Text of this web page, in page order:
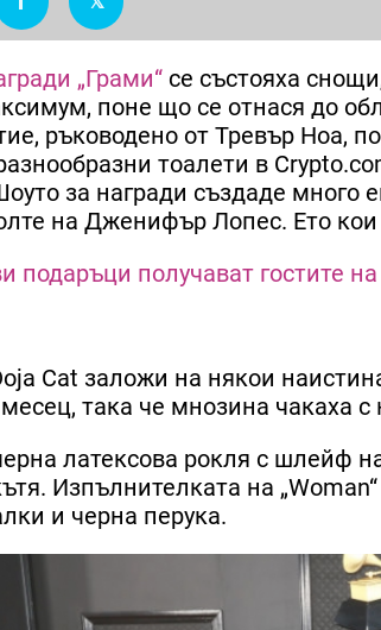
„Грами“ се състояха
поне що се отнася до
ръководено от Тревър Ноа,
тоалети в
за награди създаде много
на Дженифър Лопес. Ето
подаръци получават гостите
Cat заложи на някои
така че мнозина чакаха с
латексова рокля с шлейф
Изпълнителката на
и черна перука.